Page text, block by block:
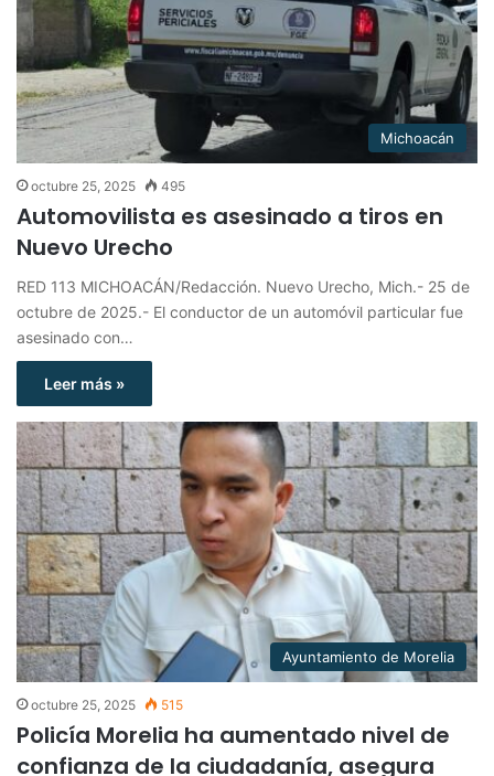
Michoacán
octubre 25, 2025 495
Automovilista es asesinado a tiros en
Nuevo Urecho
RED 113 MICHOACÁN/Redacción. Nuevo Urecho, Mich.- 25 de
octubre de 2025.- El conductor de un automóvil particular fue
asesinado con…
Leer más »
Ayuntamiento de Morelia
octubre 25, 2025 515
Policía Morelia ha aumentado nivel de
confianza de la ciudadanía, asegura